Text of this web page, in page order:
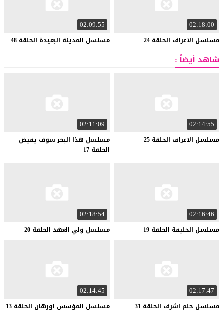
02:18:00
مسلسل الاعراف الحلقة 24
02:09:55
مسلسل المدينة البعيدة الحلقة 48
شاهد أيضاً :
02:14:55
مسلسل الاعراف الحلقة 25
02:11:09
مسلسل هذا البحر سوف يفيض
الحلقة 17
02:16:46
مسلسل الخليفة الحلقة 19
02:18:54
مسلسل ولي العهد الحلقة 20
02:17:47
مسلسل حلم اشرف الحلقة 31
02:14:45
مسلسل المؤسس اورهان الحلقة 13